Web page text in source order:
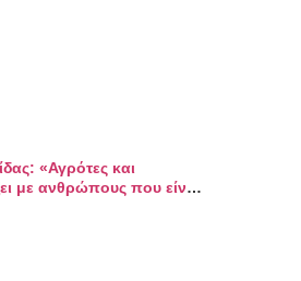
«Αγρότες και
με ανθρώπους που είναι